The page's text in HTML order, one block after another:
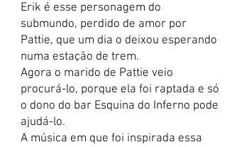
Erik é esse personagem do
submundo, perdido de amor por
Pattie, que um dia o deixou esperando
numa estação de trem.
Agora o marido de Pattie veio
procurá-lo, porque ela foi raptada e só
o dono do bar Esquina do Inferno pode
ajudá-lo.
A música em que foi inspirada essa